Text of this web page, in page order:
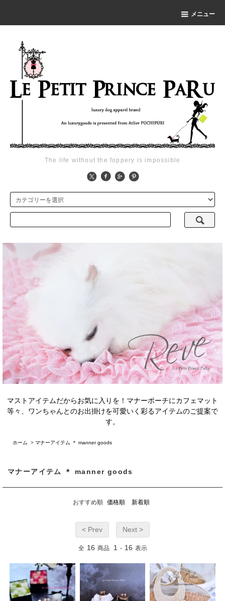
メニュー
The life without the foppery is impossible
マストアイテムだからお気に入りを！マナーポーチにカフェマット
等々、ワンちゃんとのお出掛けを可愛いく彩るアイテムのご提案で
す。
ホーム > マナーアイテム ＊ manner goods
マナーアイテム ＊ manner goods
おすすめ順 価格順 新着順
< Prev Next >
全 16 商品 1 - 16 表示